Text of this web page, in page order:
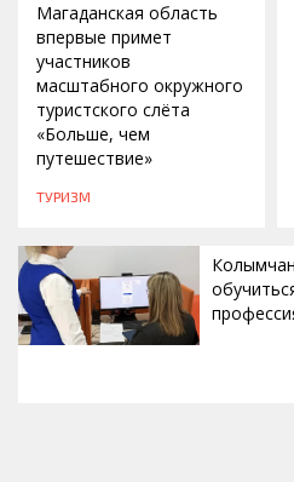
Магаданская область
впервые примет
участников
масштабного окружного
туристского слёта
«Больше, чем
путешествие»
ТУРИЗМ